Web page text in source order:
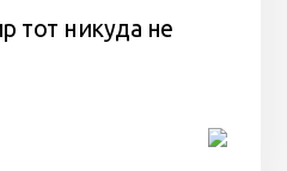
тот никуда не